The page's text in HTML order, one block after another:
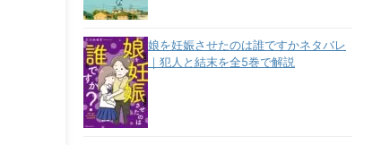
娘を妊娠させたのは誰ですかネタバレ
｜犯人と結末を全5巻で解説